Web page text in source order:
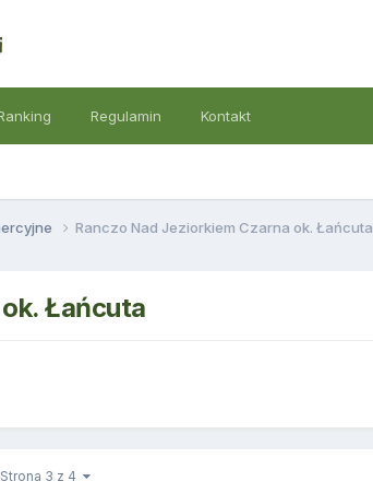
Regulamin Kontakt
Ranczo Nad Jeziorkiem Czarna ok. Łańcuta
Łańcuta
Strona 3 z 4